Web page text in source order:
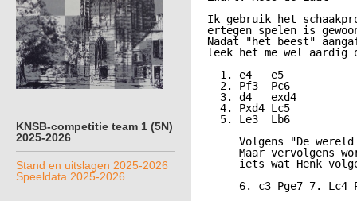
KNSB-competitie team 1 (5N)
2025-2026
Stand en uitslagen 2025-2026
Speeldata 2025-2026
Ik gebruik het
ertegen spelen is
Nadat "het beest"
leek het me wel
  1. e4   e5
  2. Pf3  Pc6
  3. d4   exd4
  4. Pxd4 Lc5
  5. Le3  Lb6
Volgens "De
Maar vervolgens
iets wat Henk
6. c3 Pge7 7. Lc4